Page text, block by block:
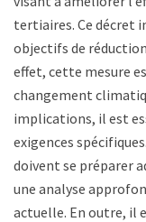
tertiaires. Ce décret
objectifs de
effet, cette mesure
changement
implications, il est
exigences
doivent se préparer
une analyse
actuelle. En outre, il